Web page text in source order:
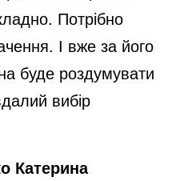
Потрібно
І вже за його
буде роздумувати
вибір
Катерина